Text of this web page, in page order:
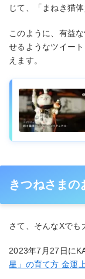
じて、「まねき猫
このように、有益
せるようなツイー
えます。
きつねさまの
さて、そんなXでも
2023年7月27日に
星」の育て方 金運